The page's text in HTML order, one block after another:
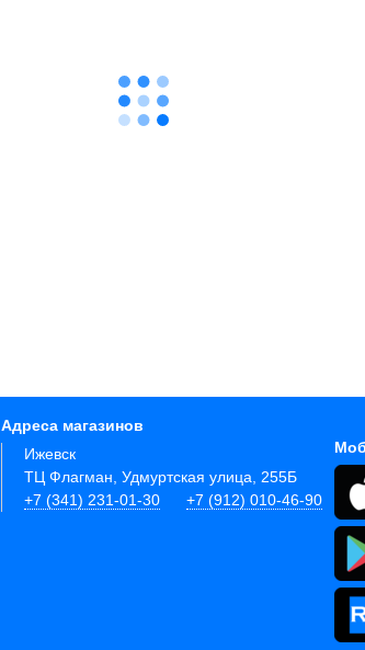
Адреса магазинов
Ижевск
ТЦ Флагман, Удмуртская улица, 255Б
+7 (341) 231-01-30
+7 (912) 010-46-90